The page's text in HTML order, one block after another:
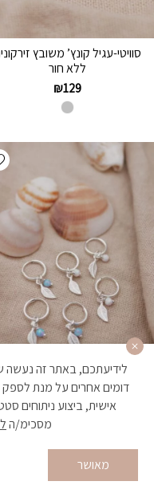
סוויטי-עגיל קונץ’ משובץ
ללא חור
₪129
אופל ליף-הליקס עלה ואבן אופל
₪129
דומים אחרים על מנת לספק
אישית, ביצוע ניתוחים
מסכימ/ה
מאושר